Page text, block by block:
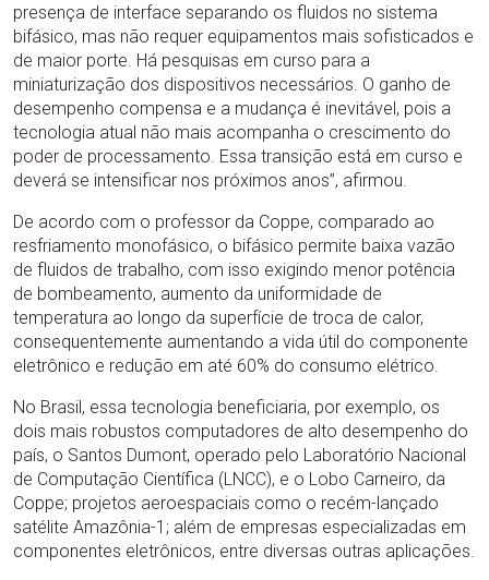
presença de interface separando os fluidos no sistema
bifásico, mas não requer equipamentos mais sofisticados e
de maior porte. Há pesquisas em curso para a
miniaturização dos dispositivos necessários. O ganho de
desempenho compensa e a mudança é inevitável, pois a
tecnologia atual não mais acompanha o crescimento do
poder de processamento. Essa transição está em curso e
deverá se intensificar nos próximos anos”, afirmou.
De acordo com o professor da Coppe, comparado ao
resfriamento monofásico, o bifásico permite baixa vazão
de fluidos de trabalho, com isso exigindo menor potência
de bombeamento, aumento da uniformidade de
temperatura ao longo da superfície de troca de calor,
consequentemente aumentando a vida útil do componente
eletrônico e redução em até 60% do consumo elétrico.
No Brasil, essa tecnologia beneficiaria, por exemplo, os
dois mais robustos computadores de alto desempenho do
país, o Santos Dumont, operado pelo Laboratório Nacional
de Computação Científica (LNCC), e o Lobo Carneiro, da
Coppe; projetos aeroespaciais como o recém-lançado
satélite Amazônia-1; além de empresas especializadas em
componentes eletrônicos, entre diversas outras aplicações.